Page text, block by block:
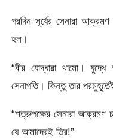
পরদিন সূর্যের সেনারা
হল।
“বীর যোদ্ধারা থামো।
সেনাপতি। কিন্তু তার
“শত্রুপক্ষের সেনারা আক্রমণ
যে আমাদেরই তির!”